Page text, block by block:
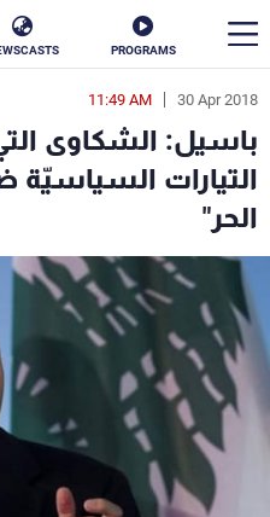
PROGRAMS
30 Apr 2018
11:49 AM
باسيل: الشكاوى
التيارات السياسيّة
الحر"
en
الأخبار
سياسة
إقتصاد
منوعات
كأس العالم
البرامج